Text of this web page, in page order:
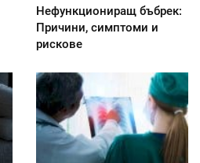
Нефункциониращ бъбрек:
Причини, симптоми и
рискове